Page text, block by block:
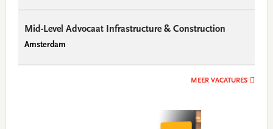
Mid-Level Advocaat Infrastructure & Construction
Amsterdam
MEER VACATURES